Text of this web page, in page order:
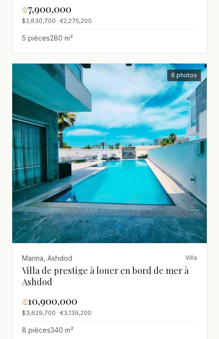
₪7,900,000
$2,630,700 · €2,275,200
5 pièces280 m²
6 photos
Marina, Ashdod Villa
Villa de prestige à louer en bord de mer à
Ashdod
₪10,900,000
$3,629,700 · €3,139,200
8 pièces340 m²